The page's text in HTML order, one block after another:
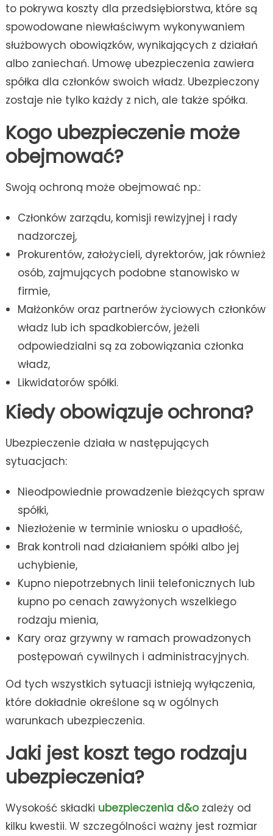
to pokrywa koszty dla przedsiębiorstwa, które są
spowodowane niewłaściwym wykonywaniem
służbowych obowiązków, wynikających z działań
albo zaniechań. Umowę ubezpieczenia zawiera
spółka dla członków swoich władz. Ubezpieczony
zostaje nie tylko każdy z nich, ale także spółka.
Kogo ubezpieczenie może
obejmować?
Swoją ochroną może obejmować np.:
Członków zarządu, komisji rewizyjnej i rady
nadzorczej,
Prokurentów, założycieli, dyrektorów, jak również
osób, zajmujących podobne stanowisko w
firmie,
Małżonków oraz partnerów życiowych członków
władz lub ich spadkobierców, jeżeli
odpowiedzialni są za zobowiązania członka
władz,
Likwidatorów spółki.
Kiedy obowiązuje ochrona?
Ubezpieczenie działa w następujących
sytuacjach:
Nieodpowiednie prowadzenie bieżących spraw
spółki,
Niezłożenie w terminie wniosku o upadłość,
Brak kontroli nad działaniem spółki albo jej
uchybienie,
Kupno niepotrzebnych linii telefonicznych lub
kupno po cenach zawyżonych wszelkiego
rodzaju mienia,
Kary oraz grzywny w ramach prowadzonych
postępowań cywilnych i administracyjnych.
Od tych wszystkich sytuacji istnieją wyłączenia,
które dokładnie określone są w ogólnych
warunkach ubezpieczenia.
Jaki jest koszt tego rodzaju
ubezpieczenia?
Wysokość składki ubezpieczenia d&ozależy od
kilku kwestii. W szczególności ważny jest rozmiar